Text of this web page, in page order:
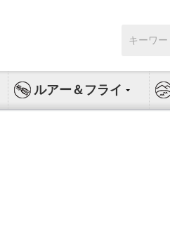
索:
ルアー＆フライ